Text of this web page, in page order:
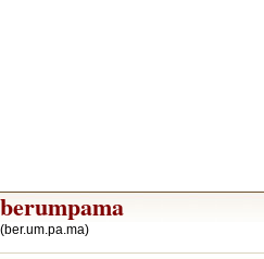
berumpama
(ber.um.pa.ma)